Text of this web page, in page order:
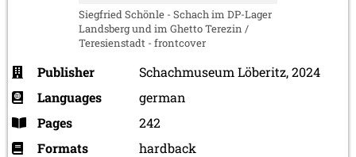
Siegfried Schönle - Schach im DP-Lager
Landsberg und im Ghetto Terezin /
Teresienstadt - frontcover
Publisher
Schachmuseum Löberitz, 2024
Languages
german
Pages
242
Formats
hardback